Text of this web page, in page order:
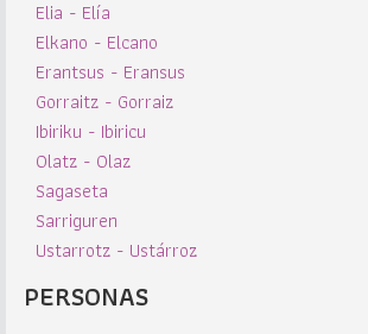
Elia - Elía
Elkano - Elcano
Erantsus - Eransus
Gorraitz - Gorraiz
Ibiriku - Ibiricu
Olatz - Olaz
Sagaseta
Sarriguren
Ustarrotz - Ustárroz
PERSONAS